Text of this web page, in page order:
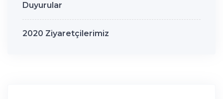
Duyurular
2020 Ziyaretçilerimiz